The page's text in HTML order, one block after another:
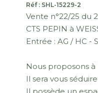
Réf : SHL-15229-2
Vente n°22/25 du
CTS PEPIN à
Entrée : AG / HC -
Nous proposons
Il sera vous